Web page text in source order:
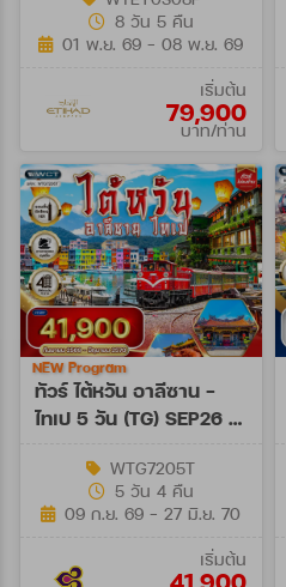
8 วัน 5 คืน
01 พ.ย. 69 - 08 พ.ย. 69
เริ่มต้น
79,900
บาท/ท่าน
ทัวร์ ไต้หวัน อาลีซาน -
ไทเป 5 วัน (TG) SEP26 -
NEW Program
WTG7205T
5 วัน 4 คืน
09 ก.ย. 69 - 27 มิ.ย. 70
เริ่มต้น